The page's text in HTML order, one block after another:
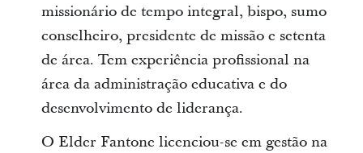
missionário de tempo integral, bispo, sumo
conselheiro, presidente de missão e setenta
de área. Tem experiência profissional na
área da administração educativa e do
desenvolvimento de liderança.
O Elder Fantone licenciou-se em gestão na